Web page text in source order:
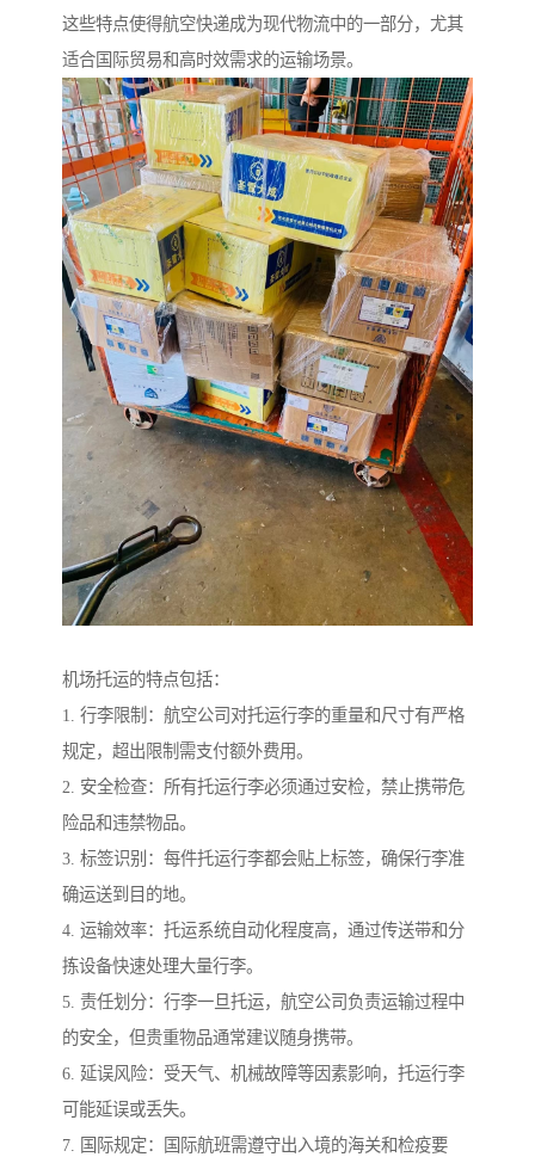
这些特点使得航空快递成为现代物流中的一部分，尤其
适合国际贸易和高时效需求的运输场景。
机场托运的特点包括：
1. 行李限制：航空公司对托运行李的重量和尺寸有严格
规定，超出限制需支付额外费用。
2. 安全检查：所有托运行李必须通过安检，禁止携带危
险品和违禁物品。
3. 标签识别：每件托运行李都会贴上标签，确保行李准
确运送到目的地。
4. 运输效率：托运系统自动化程度高，通过传送带和分
拣设备快速处理大量行李。
5. 责任划分：行李一旦托运，航空公司负责运输过程中
的安全，但贵重物品通常建议随身携带。
6. 延误风险：受天气、机械故障等因素影响，托运行李
可能延误或丢失。
7. 国际规定：国际航班需遵守出入境的海关和检疫要